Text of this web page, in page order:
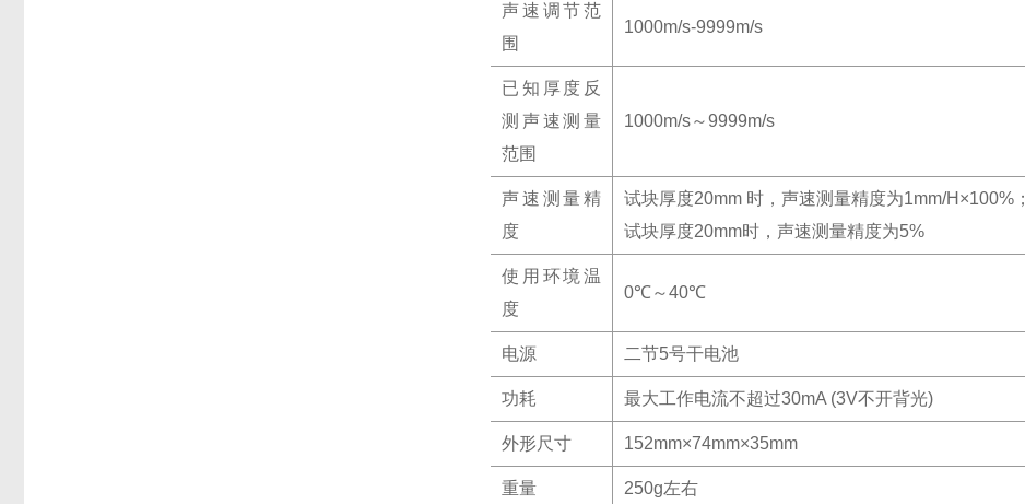
声速调节范
围
1000m/s-9999m/s
已知厚度反
测声速测量
范围
1000m/s～9999m/s
声速测量精
度
试块厚度20mm 时，声速测量精度为1mm/H×100%；
试块厚度20mm时，声速测量精度为5%
使用环境温
度
0℃～40℃
电源 二节5号干电池
功耗 最大工作电流不超过30mA (3V不开背光)
外形尺寸 152mm×74mm×35mm
重量 250g左右